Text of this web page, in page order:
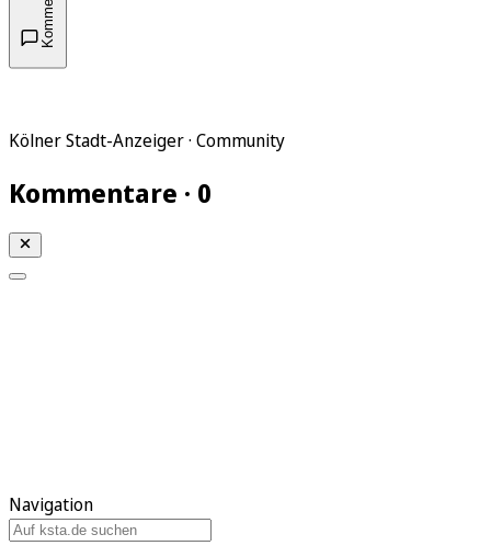
Kölner Stadt-Anzeiger · Community
Kommentare · 0
Navigation